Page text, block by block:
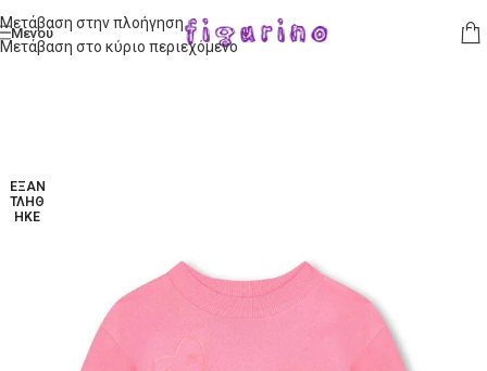
Μετάβαση στην πλοήγηση
Μετάβαση στο κύριο περιεχόμενο
Μενού
ΕΞΑΝ
ΤΛΉΘ
ΗΚΕ